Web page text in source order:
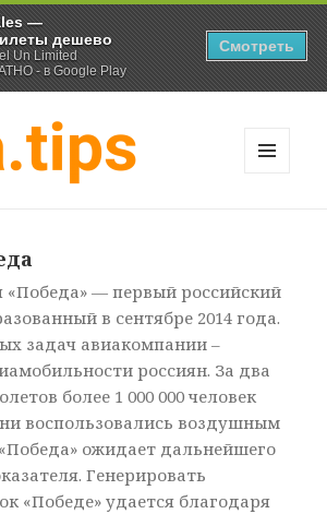
— первый российский
в сентябре 2014 года.
задач авиакомпании –
россиян. За два
более 1 000 000 человек
воспользовались воздушным
ожидает дальнейшего
Генерировать
«Победе» удается благодаря
—
дешево
Un Limited
- в Google Play
Смотреть